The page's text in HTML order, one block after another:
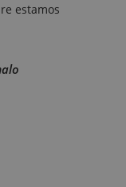
estamos